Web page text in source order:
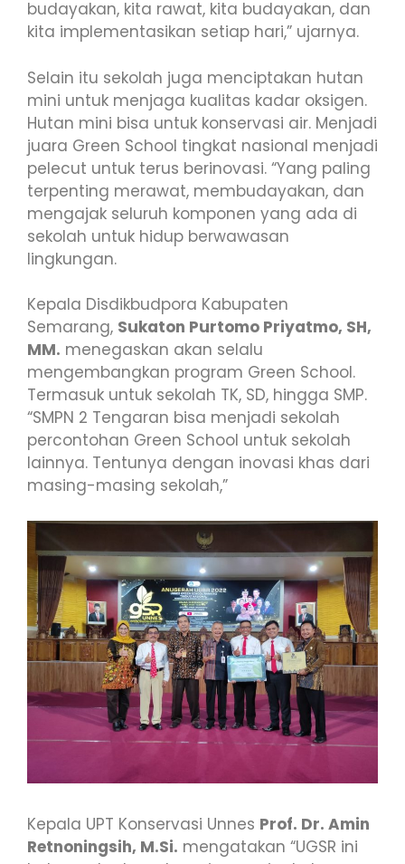
budayakan, kita rawat, kita budayakan, dan
kita implementasikan setiap hari,” ujarnya.
Selain itu sekolah juga menciptakan hutan
mini untuk menjaga kualitas kadar oksigen.
Hutan mini bisa untuk konservasi air. Menjadi
juara Green School tingkat nasional menjadi
pelecut untuk terus berinovasi. “Yang paling
terpenting merawat, membudayakan, dan
mengajak seluruh komponen yang ada di
sekolah untuk hidup berwawasan
lingkungan.
Kepala Disdikbudpora Kabupaten
Semarang, Sukaton Purtomo Priyatmo, SH,
MM. menegaskan akan selalu
mengembangkan program Green School.
Termasuk untuk sekolah TK, SD, hingga SMP.
“SMPN 2 Tengaran bisa menjadi sekolah
percontohan Green School untuk sekolah
lainnya. Tentunya dengan inovasi khas dari
masing-masing sekolah,”
Kepala UPT Konservasi Unnes Prof. Dr. Amin
Retnoningsih, M.Si. mengatakan “UGSR ini